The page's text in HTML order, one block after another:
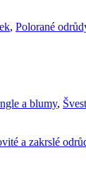
, Polorané
a blumy,
a zakrslé